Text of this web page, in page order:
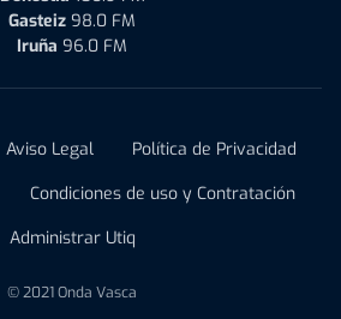
Gasteiz 98.0 FM
Iruña 96.0 FM
Aviso Legal
Política de Privacidad
Condiciones de uso y Contratación
Administrar Utiq
© 2021 Onda Vasca